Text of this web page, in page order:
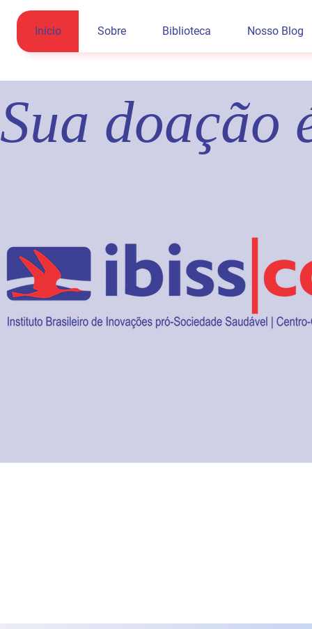
Início Sobre Biblioteca Nosso Blog
Sua doação